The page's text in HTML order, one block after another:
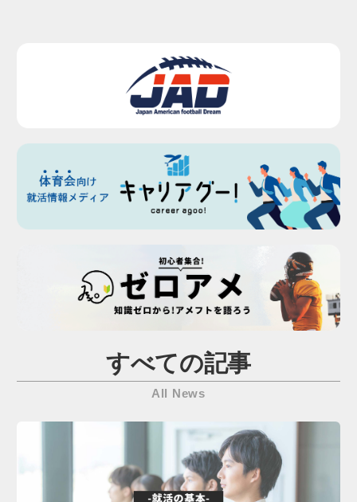
すべての記事
All News